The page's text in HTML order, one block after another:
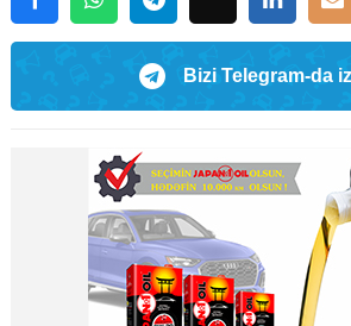
Bizi Telegram-da